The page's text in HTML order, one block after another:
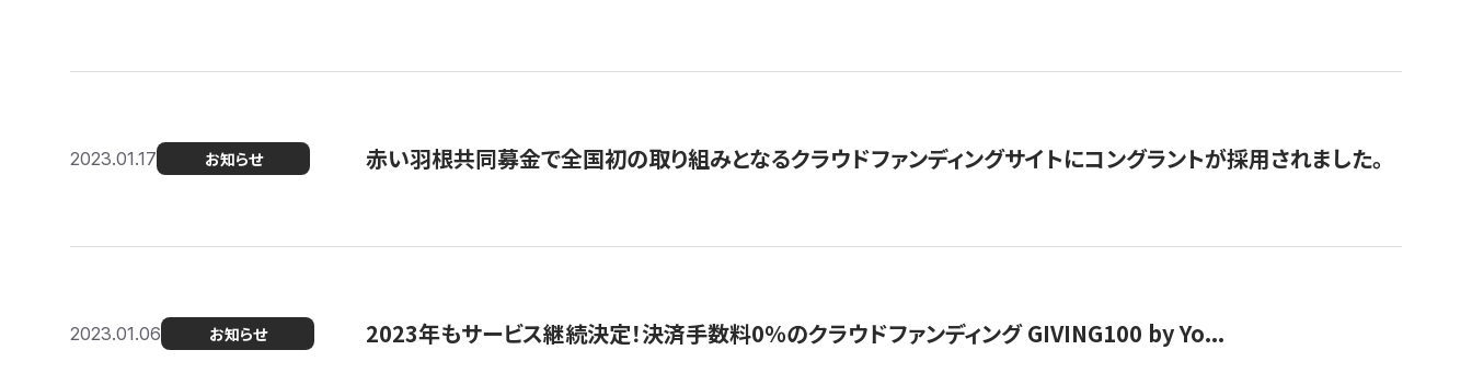
2023.01.17 お知らせ 赤い羽根共同募金で全国初の取り組みとなるクラウドファンディングサイトにコングラントが採用されました。
2023.01.06 お知らせ 2023年もサービス継続決定！決済手数料0％のクラウドファンディング GIVING100 by Yo...